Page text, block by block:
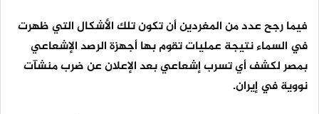
فيما رجح عدد من المغردين أن تكون تلك الأشكال التي ظهرت
في السماء نتيجة عمليات تقوم بها أجهزة الرصد الإشعاعي
بمصر لكشف أي تسرب إشعاعي بعد الإعلان عن ضرب منشآت
نووية في إيران.